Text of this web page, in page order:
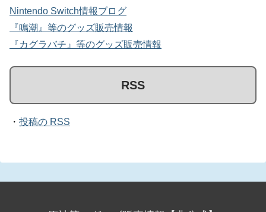
Nintendo Switch情報ブログ
『鳴潮』等のグッズ販売情報
『カグラバチ』等のグッズ販売情報
RSS
・ 投稿の RSS